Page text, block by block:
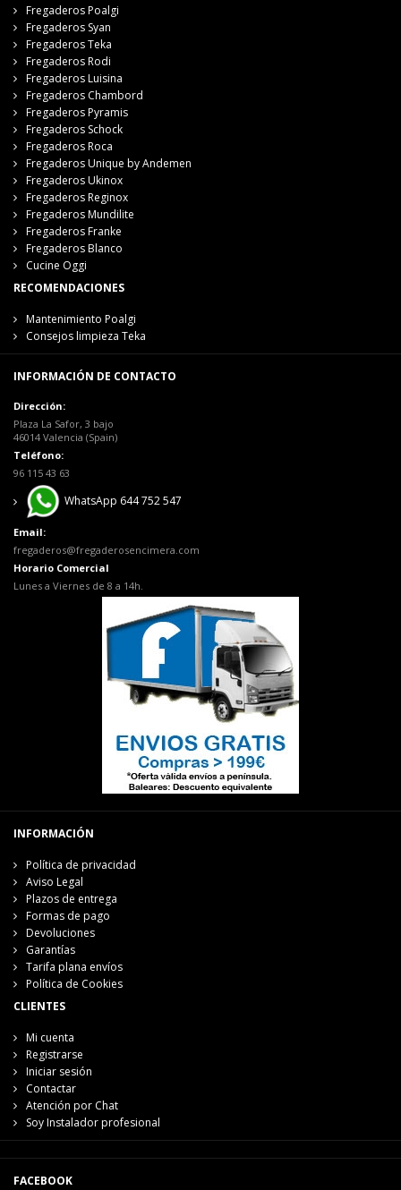
Fregaderos Poalgi
Fregaderos Syan
Fregaderos Teka
Fregaderos Rodi
Fregaderos Luisina
Fregaderos Chambord
Fregaderos Pyramis
Fregaderos Schock
Fregaderos Roca
Fregaderos Unique by Andemen
Fregaderos Ukinox
Fregaderos Reginox
Fregaderos Mundilite
Fregaderos Franke
Fregaderos Blanco
Cucine Oggi
RECOMENDACIONES
Mantenimiento Poalgi
Consejos limpieza Teka
INFORMACIÓN DE CONTACTO
Dirección:
Plaza La Safor, 3 bajo
46014 Valencia (Spain)
Teléfono:
96 115 43 63
WhatsApp 644 752 547
Email:
fregaderos@fregaderosencimera.com
Horario Comercial
Lunes a Viernes de 8 a 14h.
INFORMACIÓN
Política de privacidad
Aviso Legal
Plazos de entrega
Formas de pago
Devoluciones
Garantías
Tarifa plana envíos
Política de Cookies
CLIENTES
Mi cuenta
Registrarse
Iniciar sesión
Contactar
Atención por Chat
Soy Instalador profesional
FACEBOOK